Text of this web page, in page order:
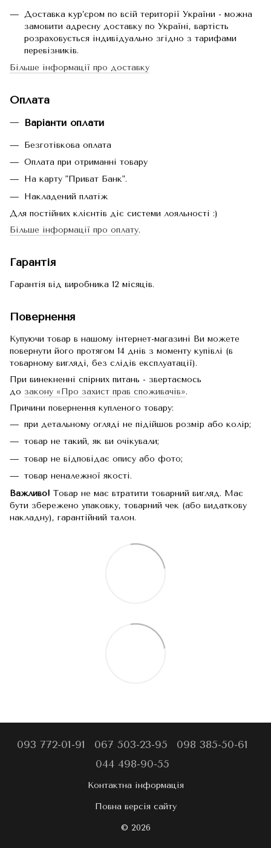
Доставка кур’єром по всій території України - можна
замовити адресну доставку по Україні, вартість
розраховується індивідуально згідно з тарифами
перевізників.
Більше інформації про доставку
Оплата
Варіанти оплати
Безготівкова оплата
Оплата при отриманні товару
На карту "Приват Банк".
Накладений платіж
Для постійних клієнтів діє системи лояльності :)
Більше інформації про оплату.
Гарантія
Гарантія від виробника 12 місяців.
Повернення
Купуючи товар в нашому інтернет-магазині Ви можете
повернути його протягом 14 днів з моменту купівлі (в
товарному вигляді, без слідів експлуатації).
При винекненні спірних питань - звертаємось
до закону «Про захист прав споживачів».
Причини повернення купленого товару:
при детальному огляді не підійшов розмір або колір;
товар не такий, як ви очікували;
товар не відповідає опису або фото;
товар неналежної якості.
Важливо! Товар не має втратити товарний вигляд. Має
бути збережено упаковку, товарний чек (або видаткову
накладну), гарантійний талон.
093 772-01-91 067 503-23-95
098 385-50-61
044 498-90-55
Контактна інформація
Повна версія сайту
© 2026